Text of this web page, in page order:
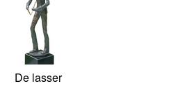
De lasser